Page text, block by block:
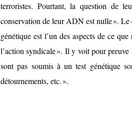
terroristes. Pourtant, la question de
conservation de leur ADN est nulle ».
génétique est l’un des aspects de ce
l’action syndicale ». Il y voit pour
sont pas soumis à un test génétique
détournements, etc. ».